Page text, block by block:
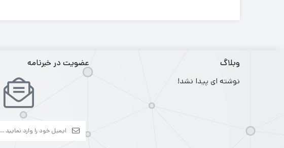
وبلاگ
نوشته ای پیدا نشد!
عضویت در خبرنامه